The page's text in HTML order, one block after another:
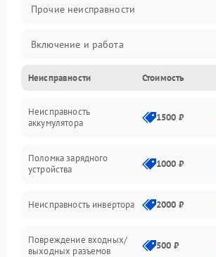
Прочие неисправности
Включение и работа
Работа с нагрузкой
Звук и индикация
Неисправности Стоимость
Неисправность
аккумулятора
1500 ₽
Поломка зарядного
устройства
1000 ₽
Неисправность инвертора 2000 ₽
Повреждение входных/
выходных разъемов
500 ₽